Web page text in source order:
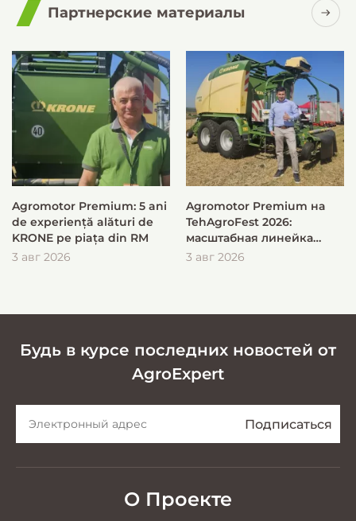
Партнерские материалы
Agromotor Premium: 5 ani
de experiență alături de
KRONE pe piața din RM
3 авг 2026
Agromotor Premium на
TehAgroFest 2026:
масштабная линейка
KRONE для быстрой и
3 авг 2026
Будь в курсе последних новостей от
AgroExpert
О Проекте